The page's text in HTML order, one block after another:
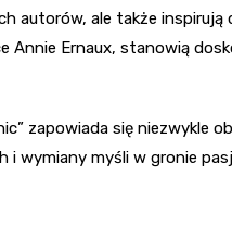
ale także inspirują
Ernaux, stanowią
zapowiada się niezwykle
i wymiany myśli w gronie